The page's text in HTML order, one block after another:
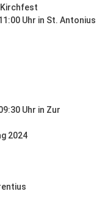
Uhr in St. Antonius
Uhr in Zur
2024